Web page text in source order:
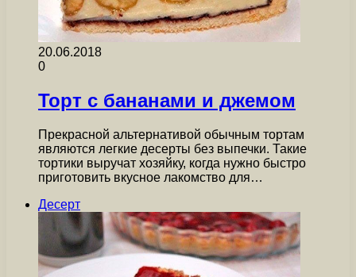
20.06.2018
0
Торт с бананами и джемом
Прекрасной альтернативой обычным тортам
являются легкие десерты без выпечки. Такие
тортики выручат хозяйку, когда нужно быстро
приготовить вкусное лакомство для…
Десерт